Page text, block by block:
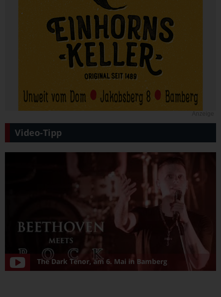
Video-Tipp
The Dark Tenor, am 6. Mai in Bamberg